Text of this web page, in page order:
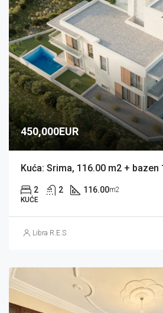
450,000EUR
2 2 116.00m2
KUĆE
Libra R.E.S.